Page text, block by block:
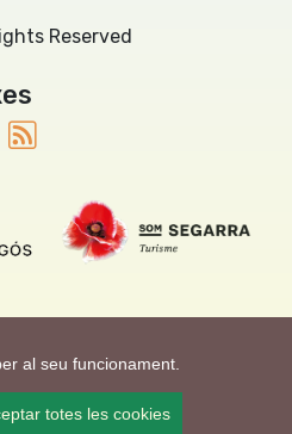
al seu funcionament.
totes les cookies
Reserved